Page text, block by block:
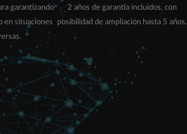
garantizando
en situaciones
2 años de garantía incluidos, con
posibilidad de ampliación hasta 5 años.